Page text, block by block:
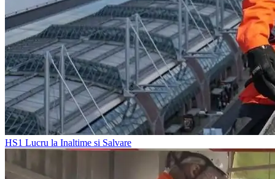
HS1 Lucru la Inaltime si Salvare